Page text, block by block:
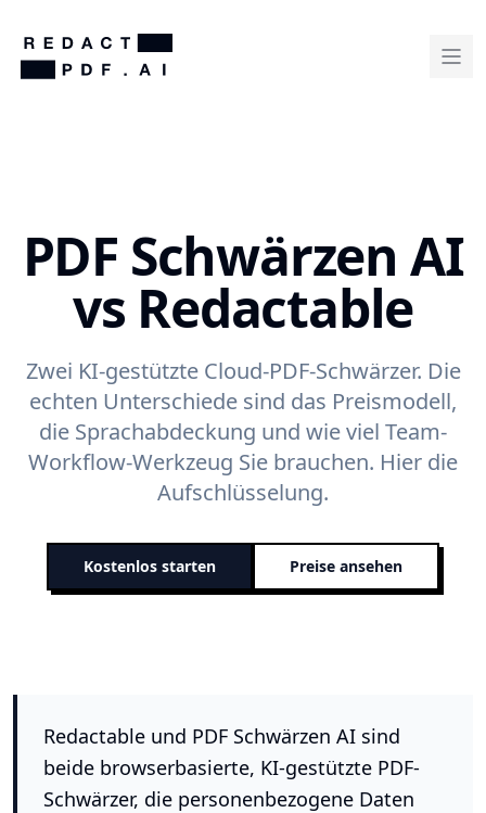
PDF Schwärzen AI
vs Redactable
Zwei KI-gestützte Cloud-PDF-Schwärzer. Die
echten Unterschiede sind das Preismodell,
die Sprachabdeckung und wie viel Team-
Workflow-Werkzeug Sie brauchen. Hier die
Aufschlüsselung.
Kostenlos starten Preise ansehen
Redactable und PDF Schwärzen AI sind
beide browserbasierte, KI-gestützte PDF-
Schwärzer, die personenbezogene Daten